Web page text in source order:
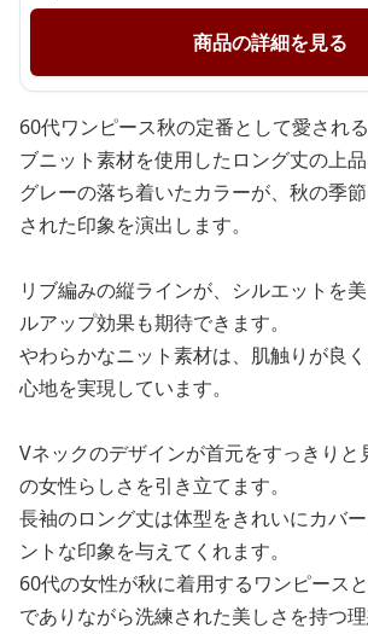
商品の詳細を見る
60代ワンピース秋の定番として愛され
ブニット素材を使用したロング丈の上品
グレーの落ち着いたカラーが、秋の季
された印象を演出します。
リブ編みの縦ラインが、シルエットを
ルアップ効果も期待できます。
やわらかなニット素材は、肌触りが良
心地を実現しています。
Vネックのデザインが首元をすっきりと
の女性らしさを引き立てます。
長袖のロング丈は体型をきれいにカバ
ントな印象を与えてくれます。
60代の女性が秋に着用するワンピース
でありながら洗練された美しさを持つ